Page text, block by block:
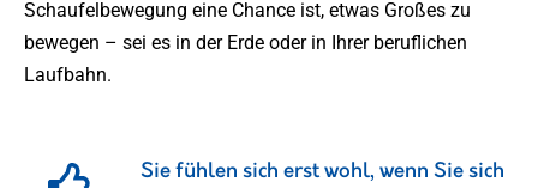
Schaufelbewegung eine Chance ist, etwas Großes zu
bewegen – sei es in der Erde oder in Ihrer beruflichen
Laufbahn.
Sie fühlen sich erst wohl, wenn Sie sich